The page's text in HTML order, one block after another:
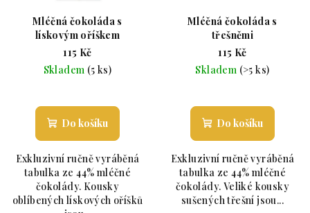
Mléčná čokoláda s
lískovým oříškem
115 Kč
Skladem (5 ks)
Do košíku
Exkluzivní ručně vyráběná
tabulka ze 44% mléčné
čokolády. Kousky
oblíbených lískových oříšků
Mléčná čokoláda s
třešněmi
115 Kč
Skladem (>5 ks)
Do košíku
Exkluzivní ručně vyráběná
tabulka ze 44% mléčné
čokolády. Veliké kousky
sušených třešní jsou...